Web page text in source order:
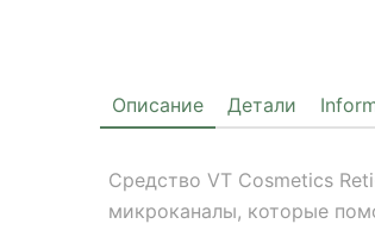
Описание Детали
Средство VT Cosmetics
микроканалы, которые